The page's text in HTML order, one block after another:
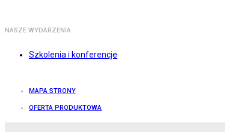
NASZE WYDARZENIA
Szkolenia i konferencje
MAPA STRONY
OFERTA PRODUKTOWA